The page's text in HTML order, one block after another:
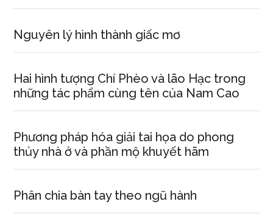
Nguyên lý hình thành giấc mơ
Hai hình tượng Chí Phèo và lão Hạc trong
những tác phẩm cùng tên của Nam Cao
Phương pháp hóa giải tai họa do phong
thủy nhà ở và phần mộ khuyết hãm
Phân chia bàn tay theo ngũ hành